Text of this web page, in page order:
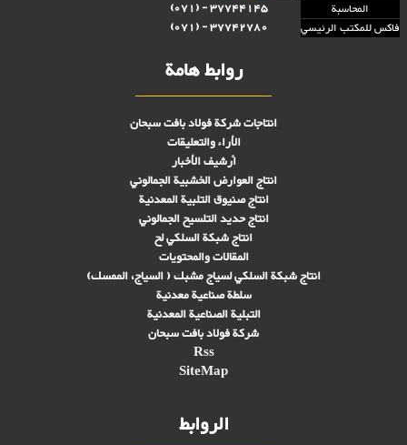
المحاسبة
37744145 - (071)
فاكس للمكتب الرئيسي
37742780 - (071)
روابط هامة
انتاجات شركة فولاد بافت سبحان
الأراء والتعليقات
أرشيف الأخبار
انتاج العوارض الخشبية الجمالوني
انتاج صنىوق التلبية المعدنية
انتاج حديد التلسيح الجمالوني
انتاج شبكة السلكي لح
المقالات والمحتويات
انتاج شبكة السلكي لسياج مشبك ( السياج، الممسك)
سلطة صناعية معدنية
التبلیة الصناعية المعدنية
شركة فولاد بافت سبحان
Rss
SiteMap
الروابط